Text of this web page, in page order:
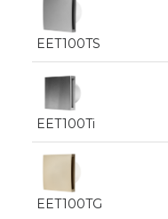
EET100TS
EET100Ti
EET100TG